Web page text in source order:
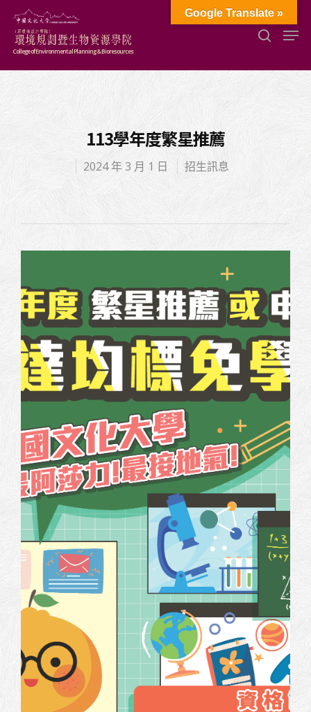
College of Environmental Planning & Bioresources
113學年度繁星推薦
2024 年 3 月 1 日 招生訊息
Google Translate »